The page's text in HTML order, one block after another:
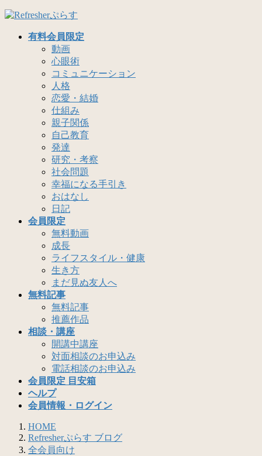
コ
ナ
有料会員限定
動画
心眼術
コミュニケーション
人格
恋愛・結婚
仕組み
親子関係
自己教育
発達
研究・考察
社会問題
幸福になる手引き
おはなし
日記
会員限定
無料動画
成長
ライフスタイル・健康
生き方
まだ見ぬ友人へ
無料記事
無料記事
推薦作品
相談・講座
開講中講座
対面相談のお申込み
電話相談のお申込み
会員限定 目安箱
ヘルプ
会員情報・ログイン
HOME
Refresherぷらす ブログ
全会員向け